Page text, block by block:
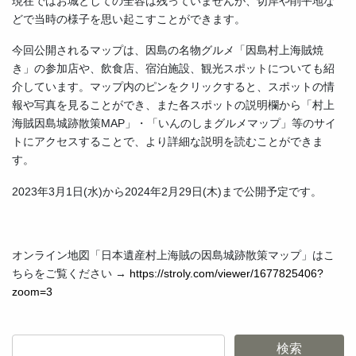
どで当時の様子を思い起こすことができます。
今回公開されるマップは、因島の名物グルメ「因島村上海賊焼
き」の参加店や、飲食店、宿泊施設、観光スポットについても紹
介しています。マップ内のピンをクリックすると、スポットの情
報や写真を見ることができ、また各スポットの説明欄から「村上
海賊因島城跡散策MAP」・「いんのしまグルメマップ」等のサイ
トにアクセスすることで、より詳細な説明を読むことができま
す。
2023年3月1日(水)から2024年2月29日(木)まで公開予定です。
オンライン地図「日本遺産村上海賊の因島城跡散策マップ」はこ
ちらをご覧ください → https://stroly.com/viewer/1677825406?
zoom=3